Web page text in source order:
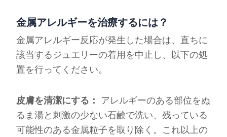
金属アレルギーを治療するには？
金属アレルギー反応が発生した場合は、直ちに
該当するジュエリーの着用を中止し、以下の処
置を行ってください。
皮膚を清潔にする： アレルギーのある部位をぬ
るま湯と刺激の少ない石鹸で洗い、残っている
可能性のある金属粒子を取り除く。これ以上の